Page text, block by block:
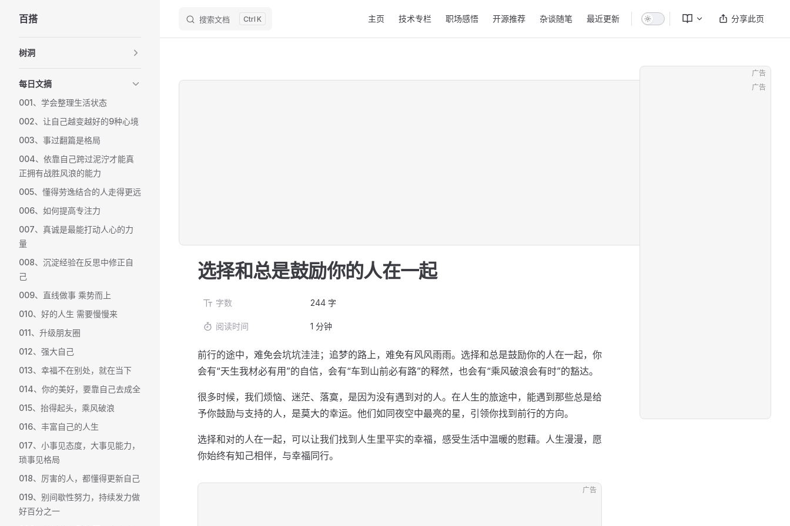
Skip to content
百搭 搜索文档 K 主页 技术专栏 职场感悟 开源推荐 杂谈随笔 最近更新 分享此页
树洞
每日文摘
001、学会整理生活状态
002、让自己越变越好的9种心境
003、事过翻篇是格局
004、依靠自己跨过泥泞才能真
正拥有战胜风浪的能力
005、懂得劳逸结合的人走得更远
006、如何提高专注力
007、真诚是最能打动人心的力
量
008、沉淀经验在反思中修正自
己
009、直线做事 乘势而上
010、好的人生 需要慢慢来
011、升级朋友圈
012、强大自己
013、幸福不在别处，就在当下
014、你的美好，要靠自己去成全
015、抬得起头，乘风破浪
016、丰富自己的人生
017、小事见态度，大事见能力，
琐事见格局
018、厉害的人，都懂得更新自己
019、别间歇性努力，持续发力做
好百分之一
广告
广告
选择和总是鼓励你的人在一起
字数 244 字
阅读时间 1 分钟
前行的途中，难免会坑坑洼洼；追梦的路上，难免有风风雨雨。选择和总是鼓励你的人在一起，你
会有“天生我材必有用”的自信，会有“车到山前必有路”的释然，也会有“乘风破浪会有时”的豁达。
很多时候，我们烦恼、迷茫、落寞，是因为没有遇到对的人。在人生的旅途中，能遇到那些总是给
予你鼓励与支持的人，是莫大的幸运。他们如同夜空中最亮的星，引领你找到前行的方向。
选择和对的人在一起，可以让我们找到人生里平实的幸福，感受生活中温暖的慰藉。人生漫漫，愿
你始终有知己相伴，与幸福同行。
广告